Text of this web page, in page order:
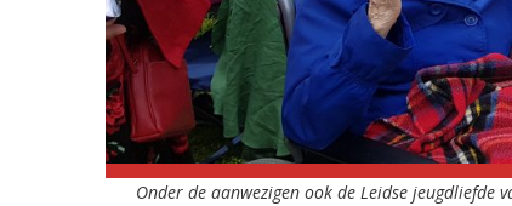
Onder de aanwezigen ook de Leidse jeugdliefde